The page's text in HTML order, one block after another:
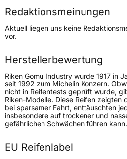
Höchstgeschwindigkeit
300 km/h
Lastindex103
Höchstlast875 kg
Gewicht (in kg)
11 kg
Generelle Merkmale
FahrzeugtypPKW
VerwendungGanzjahresreifen
Modellname
All Season
Redaktionsmeinungen
Aktuell liegen uns keine
vor.
Herstellerbewertung
Riken Gomu Industry wurde 1917 in
seit 1992 zum Michelin Konzern.
nicht in Reifentests geprüft wurde,
Riken-Modelle. Diese Reifen zeigten
bei sparsamer Fahrt, enttäuschten
insbesondere auf trockener und
gefährlichen Schwächen führen kann.
EU Reifenlabel